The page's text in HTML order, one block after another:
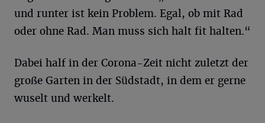
und runter ist kein Problem. Egal, ob mit Rad
oder ohne Rad. Man muss sich halt fit halten.“
Dabei half in der Corona-Zeit nicht zuletzt der
große Garten in der Südstadt, in dem er gerne
wuselt und werkelt.